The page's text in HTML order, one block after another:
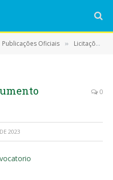
Publicações Oficiais » Licitações
0
2023